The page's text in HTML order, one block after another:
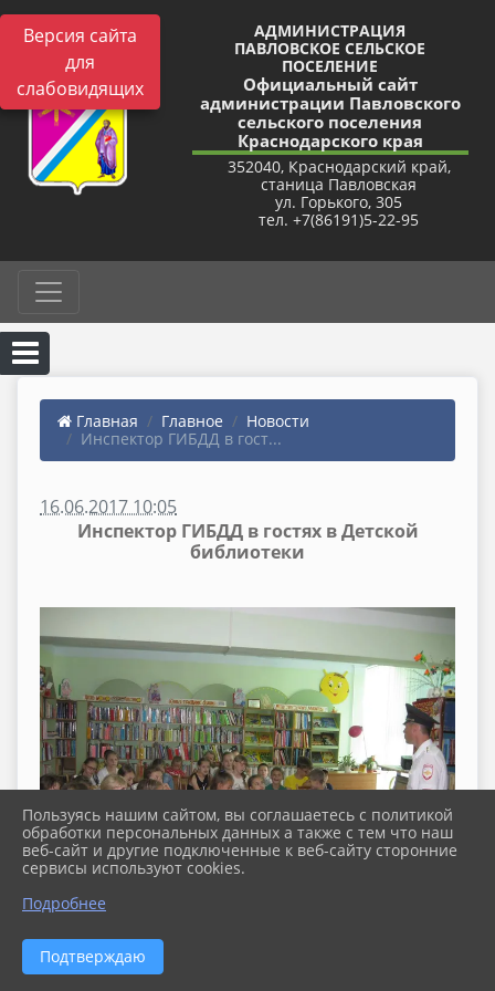
Версия сайта
для
слабовидящих
АДМИНИСТРАЦИЯ
ПАВЛОВСКОЕ СЕЛЬСКОЕ
ПОСЕЛЕНИЕ
Официальный сайт
администрации Павловского
сельского поселения
Краснодарского края
352040, Краснодарский край,
станица Павловская
ул. Горького, 305
тел. +7(86191)5-22-95
Главная Главное
Новости
Инспектор ГИБДД в гост...
16.06.2017 10:05
Инспектор ГИБДД в гостях в Детской
библиотеки
Пользуясь нашим сайтом, вы соглашаетесь с политикой
обработки персональных данных а также с тем что наш
веб-сайт и другие подключенные к веб-сайту сторонние
сервисы используют cookies.
Подробнее
Подтверждаю